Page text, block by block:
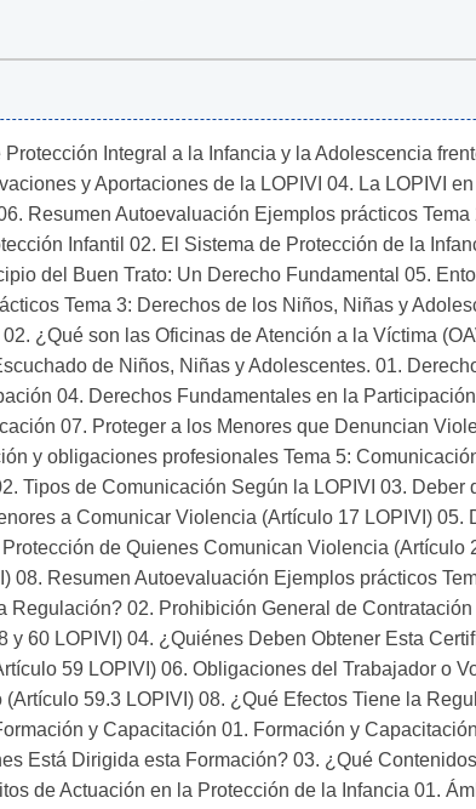
Integral a la Infancia y la Adolescencia
y Aportaciones de la LOPIVI 04. La LOPIVI
Resumen Autoevaluación Ejemplos prácticos Tema
Infantil 02. El Sistema de Protección de la
del Buen Trato: Un Derecho Fundamental 05.
Tema 3: Derechos de los Niños, Niñas y
¿Qué son las Oficinas de Atención a la Víctima
de Niños, Niñas y Adolescentes. 01.
04. Derechos Fundamentales en la
07. Proteger a los Menores que Denuncian
y obligaciones profesionales Tema 5:
Tipos de Comunicación Según la LOPIVI 03. Deber
a Comunicar Violencia (Artículo 17 LOPIVI) 05.
de Quienes Comunican Violencia (Artículo
Resumen Autoevaluación Ejemplos prácticos
02. Prohibición General de
60 LOPIVI) 04. ¿Quiénes Deben Obtener Esta
59 LOPIVI) 06. Obligaciones del Trabajador o
59.3 LOPIVI) 08. ¿Qué Efectos Tiene la
y Capacitación 01. Formación y
Está Dirigida esta Formación? 03. ¿Qué
de Actuación en la Protección de la Infancia 01.